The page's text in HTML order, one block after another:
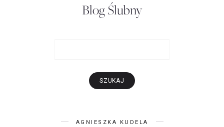
Blog Ślubny
AGNIESZKA KUDELA